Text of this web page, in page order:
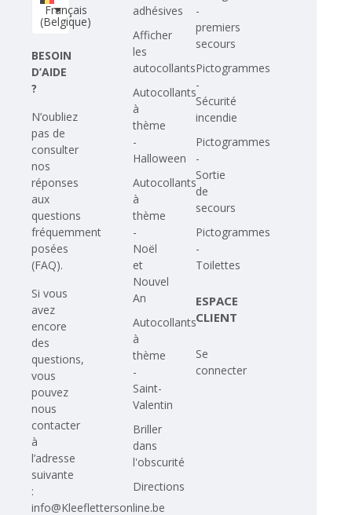
Français
(Belgique)
BESOIN
D’AIDE
?
N’oubliez
pas de
consulter
nos
réponses
aux
questions
fréquemment
posées
(FAQ).
Si vous
avez
encore
des
questions,
vous
pouvez
nous
contacter
à
l’adresse
suivante
:
info@Kleeflettersonline.be
adhésives
Afficher
les
autocollants
Autocollants
à
thème
-
Halloween
Autocollants
à
thème
-
Noël
et
Nouvel
An
Autocollants
à
thème
-
Saint-
Valentin
Briller
dans
l'obscurité
Directions
-
premiers
secours
Pictogrammes
-
Sécurité
incendie
Pictogrammes
-
Sortie
de
secours
Pictogrammes
-
Toilettes
ESPACE
CLIENT
Se
connecter